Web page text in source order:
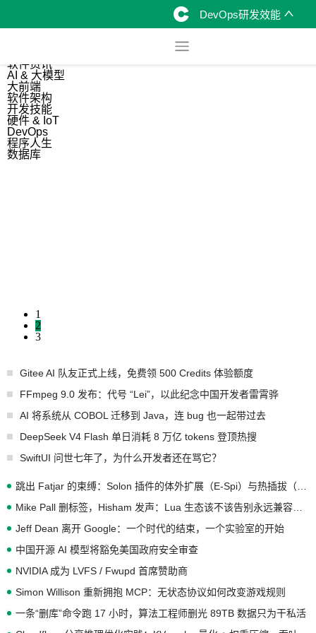
DevOps研发效能
软件资讯
AI & 大模型
大前端
软件架构
开发技能
硬件 & IoT
DevOps
程序人生
数据库
1
2
3
Gitee AI 队友正式上线，免费领 500 Credits 体验额度
FFmpeg 9.0 发布：代号 “Lei”，以此纪念中国开发者雷霄骅
AI 将系统从 COBOL 迁移到 Java，连 bug 也一起带过去
DeepSeek V4 Flash 单日消耗 8 万亿 tokens 登顶热搜
SwiftUI 问世七年了，为什么开发者还在骂它？
Jeff Dean 离开 Google：一个时代的结束，一个实验室的开始
中国开源 AI 模型将豁免美国政府安全审查
NVIDIA 成为 LVFS / Fwupd 首席赞助商
Simon Willison 重新拥抱 MCP：无状态协议如何改变游戏规则
一条“删库”命令跑 17 小时，算法工程师删光 89TB 数据只为干私活